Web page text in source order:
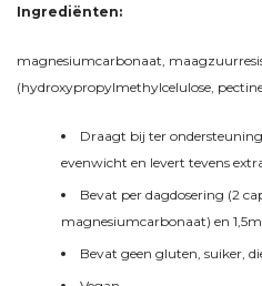
Ingrediënten:
magnesiumcarbonaat,
(hydroxypropylmethylcelulose,
Draagt bij ter
evenwicht en levert tevens
Bevat per dagdosering (2
magnesiumcarbonaat) en
Bevat geen gluten, suiker,